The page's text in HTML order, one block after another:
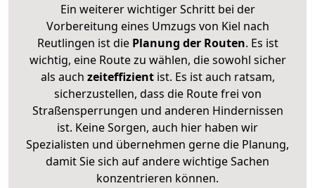
Ein weiterer wichtiger Schritt bei der
Vorbereitung eines Umzugs von Kiel nach
Reutlingen ist diePlanung der Routen. Es ist
wichtig, eine Route zu wählen, die sowohl sicher
als auch zeiteffizientist. Es ist auch ratsam,
sicherzustellen, dass die Route frei von
Straßensperrungen und anderen Hindernissen
ist. Keine Sorgen, auch hier haben wir
Spezialisten und übernehmen gerne die Planung,
damit Sie sich auf andere wichtige Sachen
konzentrieren können.